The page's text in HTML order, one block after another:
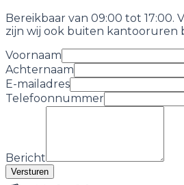
Bereikbaar van 09:00 tot 17:00.
zijn wij ook buiten kantooruren
Voornaam
Achternaam
E-mailadres
Telefoonnummer
Bericht
Versturen